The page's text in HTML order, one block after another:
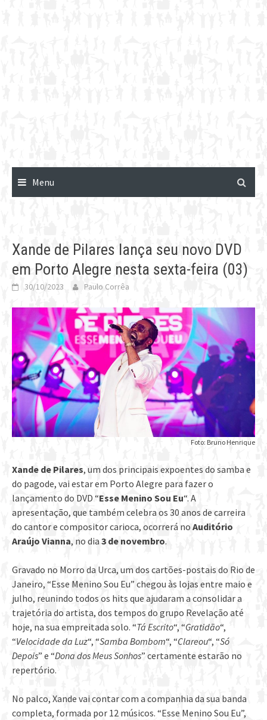
Menu
Xande de Pilares lança seu novo DVD
em Porto Alegre nesta sexta-feira (03)
30/10/2023 Paulo Corrêa
Foto: Bruno Henrique
Xande de Pilares, um dos principais expoentes do samba e
do pagode, vai estar em Porto Alegre para fazer o
lançamento do DVD “Esse Menino Sou Eu“. A
apresentação, que também celebra os 30 anos de carreira
do cantor e compositor carioca, ocorrerá no Auditório
Araújo Vianna, no dia3 de novembro.
Gravado no Morro da Urca, um dos cartões-postais do Rio de
Janeiro, “Esse Menino Sou Eu” chegou às lojas entre maio e
julho, reunindo todos os hits que ajudaram a consolidar a
trajetória do artista, dos tempos do grupo Revelação até
hoje, na sua empreitada solo. “Tá Escrito“, “Gratidão“,
“Velocidade da Luz“, “Samba Bombom“, “Clareou“, “Só
Depois” e “Dona dos Meus Sonhos” certamente estarão no
repertório.
No palco, Xande vai contar com a companhia da sua banda
completa, formada por 12 músicos. “Esse Menino Sou Eu”,